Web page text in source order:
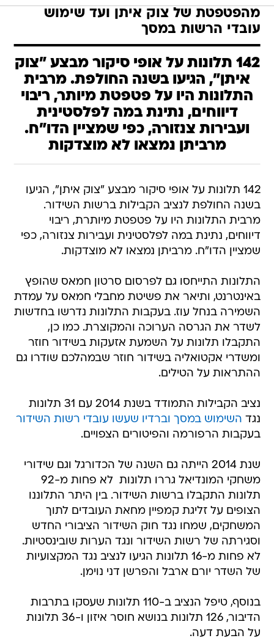
מהפטפטת של צוק איתן ועד שימוש
עובדי הרשות במסך
142 תלונות על אופי סיקור מבצע "צוק
איתן", הגיעו בשנה החולפת. מרבית
התלונות היו על פטפטת מיותר, ריבוי
דיווחים, נתינת במה לפלסטינית
ועבירות צנזורה, כפי שמציין הדו"ח.
מרביתן נמצאו לא מוצדקות
142 תלונות על אופי סיקור מבצע "צוק איתן", הגיעו
בשנה החולפת לנציב הקבילות ברשות השידור.
מרבית התלונות היו על פטפטת מיותרת, ריבוי
דיווחים, נתינת במה לפלסטינית ועבירות צנזורה, כפי
שמציין הדו"ח. מרביתן נמצאו לא מוצדקות.
התלונות התייחסו גם לפרסום סרטון חמאס שהופץ
באינטרנט, ותיאר את פשיטת מחבלי חמאס על עמדת
השמירה בנחל עוז. בעקבות התלונות נדרשו בחדשות
לשדר את הגרסה הערוכה והמקוצרת. כמו כן,
התקבלו תלונות על השמעת אזעקות בשידור חוזר
ומשדרי אקטואליה בשידור חוזר שבמהלכם שודרו גם
ההתראות על הטילים.
נציב הקבילות התמודד בשנת 2014 עם 31 תלונות
נגד השימוש במסך וברדיו שעשו עובדי רשות השידור
בעקבות הרפורמה והפיטורים הצפויים.
שנת 2014 הייתה גם השנה של הכדורגל וגם שידורי
משחקי המונדיאל גררו תלונות  לא פחות מ-92
תלונות התקבלו ברשות השידור. בין היתר התלוננו
הצופים על זליגת קמפיין מחאת העובדים לתוך
המשחקים, שמחו נגד חוק השידור הציבורי החדש
וסגירתה של רשות השידור ונגד הערות שובינסטיות.
לא פחות מ-16 תלונות הגיעו לנציב נגד המקצועיות
של השדר יורם ארבל והפרשן דני נוימן.
בנוסף, טיפל הנציב ב-110 תלונות שעסקו בתרבות
הדיבור, 126 תלונות בנושא חוסר איזון ו-36 תלונות
על הבעת דעה.